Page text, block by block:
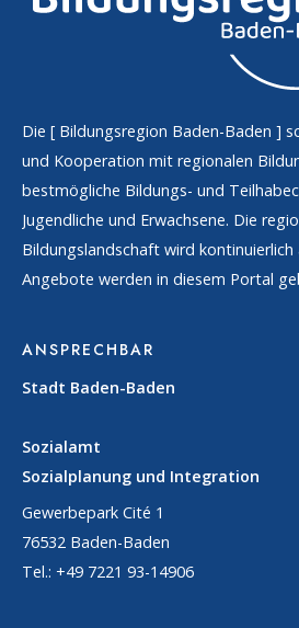
Die [ Bildungsregion Baden-Baden ]
und Kooperation mit regionalen
bestmögliche Bildungs- und
Jugendliche und Erwachsene. Die
Bildungslandschaft wird
Angebote werden in diesem Portal
ANSPRECHBAR
Stadt Baden-Baden
Sozialamt
Sozialplanung und Integration
Gewerbepark Cité 1
76532 Baden-Baden
Tel.: +49 7221 93-14906